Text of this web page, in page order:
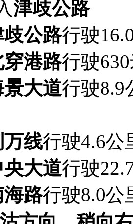
津歧公路
歧公路行驶
穿港路行驶
景大道行驶8.9
万线行驶4.6公
央大道行驶
海路行驶8.0公